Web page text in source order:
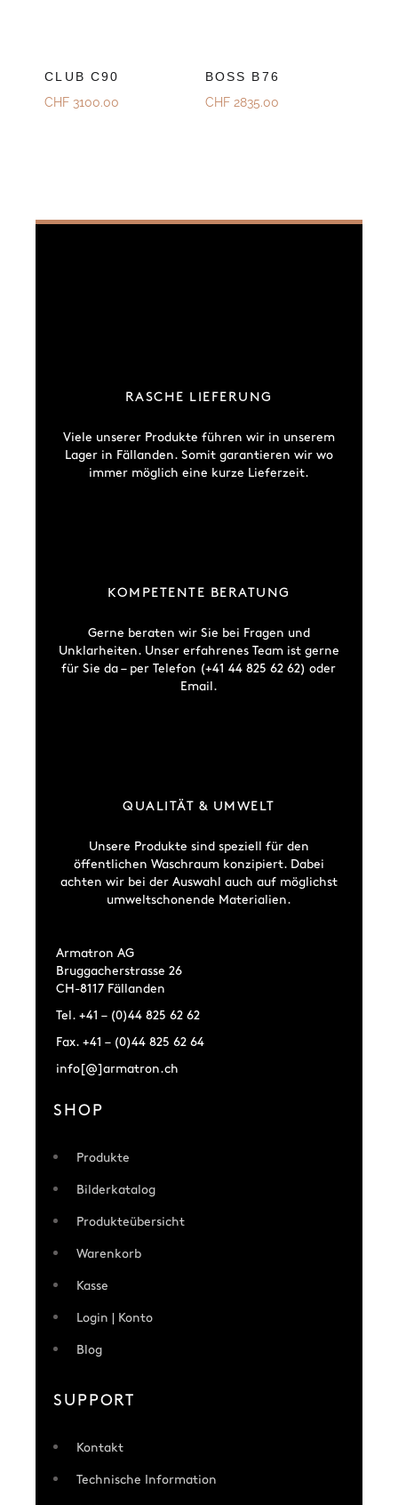
CLUB C90
CHF 3100.00
BOSS B76
CHF2835.00
RASCHE LIEFERUNG
Viele unserer Produkte führen wir in unserem
Lager in Fällanden. Somit garantieren wir wo
immer möglich eine kurze Lieferzeit.
KOMPETENTE BERATUNG
Gerne beraten wir Sie bei Fragen und
Unklarheiten. Unser erfahrenes Team ist gerne
für Sie da – per Telefon (+41 44 825 62 62) oder
Email.
QUALITÄT & UMWELT
Unsere Produkte sind speziell für den
öffentlichen Waschraum konzipiert. Dabei
achten wir bei der Auswahl auch auf möglichst
umweltschonende Materialien.
Armatron AG
Bruggacherstrasse 26
CH-8117 Fällanden
Tel. +41 – (0)44 825 62 62
Fax. +41 – (0)44 825 62 64
info[@]armatron.ch
SHOP
Produkte
Bilderkatalog
Produkteübersicht
Warenkorb
Kasse
Login | Konto
Blog
SUPPORT
Kontakt
Technische Information